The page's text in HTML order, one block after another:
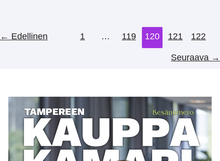
← Edellinen 1 … 119 120 121 122
Seuraava →